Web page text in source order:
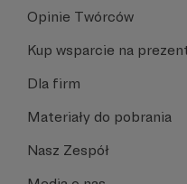
Opinie Twórców
Kup wsparcie na
Dla firm
Materiały do pobrania
Nasz Zespół